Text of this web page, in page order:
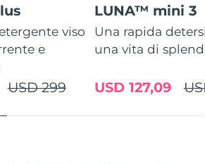
viso
e
USD 299
LUNA™ mini 3
Una rapida
una vita di
USD 127,09